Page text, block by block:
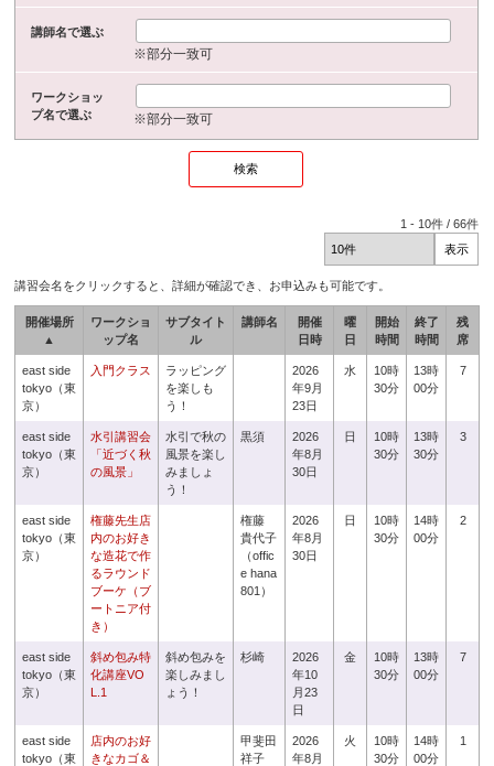
講師名で選ぶ
※部分一致可
ワークショッ
プ名で選ぶ
※部分一致可
1 - 10件 /66件
講習会名をクリックすると、詳細が確認でき、お申込みも可能です。
開催場所
▲
ワークショ
ップ名
サブタイト
ル
講師名
開催
日時
曜
日
開始
時間
終了
時間
残
席
east side
tokyo（東
京）
入門クラス
ラッピング
を楽しも
う！
2026
年9月
23日
水
10時
30分
13時
00分
7
east side
tokyo（東
京）
水引講習会
「近づく秋
の風景」
水引で秋の
風景を楽し
みましょ
う！
黒須
2026
年8月
30日
日
10時
30分
13時
30分
3
east side
tokyo（東
京）
権藤先生店
内のお好き
な造花で作
るラウンド
ブーケ（ブ
ートニア付
き）
権藤
貴代子
（offic
e hana
801）
2026
年8月
30日
日
10時
30分
14時
00分
2
east side
tokyo（東
京）
斜め包み特
化講座VO
L.1
斜め包みを
楽しみまし
ょう！
杉崎
2026
年10
月23
日
金
10時
30分
13時
00分
7
east side
tokyo（東
店内のお好
きなカゴ＆
甲斐田
祥子
2026
年8月
火
10時
30分
14時
00分
1